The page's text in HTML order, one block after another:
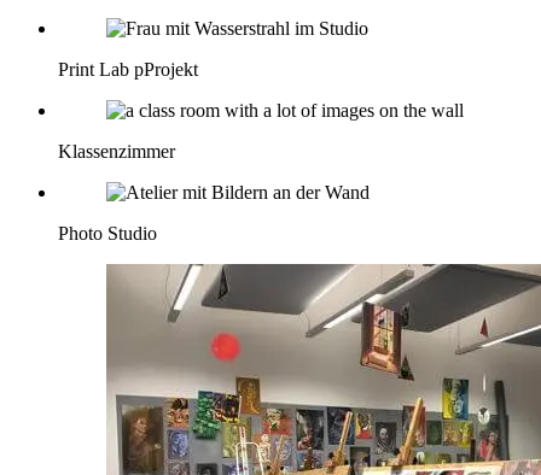
Print Lab pProjekt
Klassenzimmer
Photo Studio